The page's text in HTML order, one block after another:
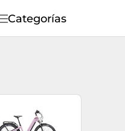
Categorías